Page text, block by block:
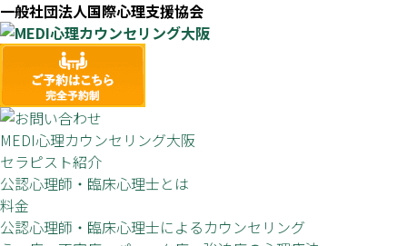
一般社団法人国際心理支援協会
MEDI心理カウンセリング大阪
セラピスト紹介
公認心理師・臨床心理士とは
料金
公認心理師・臨床心理士によるカウンセリング